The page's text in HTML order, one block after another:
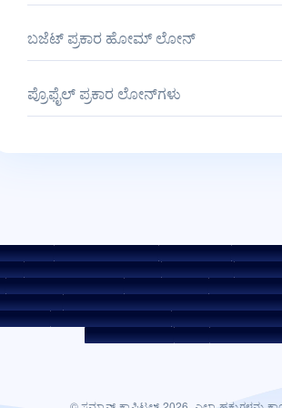
ಬಜೆಟ್ ಪ್ರಕಾರ ಹೋಮ್ ಲೋನ್
ಪ್ರೊಫೈಲ್ ಪ್ರಕಾರ ಲೋನ್‌ಗಳು
ದರಗಳು KYC ಮಾರ್ಗಸೂಚಿಗಳು ಡೌನ್ಲೋಡ್‌ಗಳು ಸೇಲ್
ಕುಂದುಕೊರತೆ ಪರಿಹಾರ ಪಾಲಿಸಿ ಪರಿಸರ ಪಾಲಿಸಿ ಗುಣಮಟ್ಟ
ಮುಂಗಡ ಪಾವತಿ ಶುಲ್ಕಗಳು ROI ಸ್ವಿಚ್ ಪಾಲಿಸಿ ಸಹ-ಸಾಲ ಪಾಲಿಸಿ
ಸ್ಕೀಮ್
ಸಾಲಗಾರರ ಜಾಗೃತಿ - ಆಸ್ತಿ ಡಾಕ್ಯುಮೆಂಟ್‌ಗಳನ್ನು
ಸ್ಥಗಿತ ಸೇವಾ ಪೂರೈಕೆದಾರರು ಡಿಜಿಟಲ್ ಸೋರ್ಸಿಂಗ್
CKYC ಜಾಗೃತಿ ಚಿತ್ರ
CSR ಭಾರತದಲ್ಲಿ ವಸತಿ